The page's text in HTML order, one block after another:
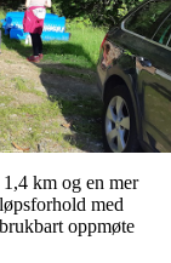
km og en mer
med
oppmøte